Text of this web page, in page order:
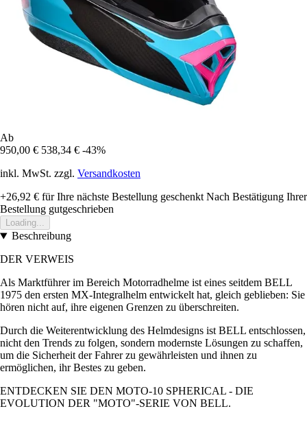
Ab
950,00 € 538,34 € -43%
inkl. MwSt. zzgl. Versandkosten
+26,92 € für Ihre nächste Bestellung geschenkt Nach Bestätigung Ihrer
Bestellung gutgeschrieben
Loading...
Beschreibung
DER VERWEIS
Als Marktführer im Bereich Motorradhelme ist eines seitdem BELL
1975 den ersten MX-Integralhelm entwickelt hat, gleich geblieben: Sie
hören nicht auf, ihre eigenen Grenzen zu überschreiten.
Durch die Weiterentwicklung des Helmdesigns ist BELL entschlossen,
nicht den Trends zu folgen, sondern modernste Lösungen zu schaffen,
um die Sicherheit der Fahrer zu gewährleisten und ihnen zu
ermöglichen, ihr Bestes zu geben.
ENTDECKEN SIE DEN MOTO-10 SPHERICAL - DIE
EVOLUTION DER "MOTO"-SERIE VON BELL.